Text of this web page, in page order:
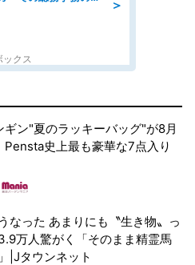
＞
ックス
ギン"夏のラッキーバッグ"が8月
Pensta史上最も豪華な7点入り
なった あまりにも〝生き物〟っ
万人驚がく「そのまま精霊馬
|Jタウンネット